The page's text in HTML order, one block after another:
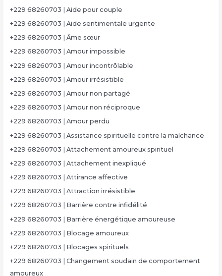
+229 68260703 | Aide pour couple
+229 68260703 | Aide sentimentale urgente
+229 68260703 | Âme sœur
+229 68260703 | Amour impossible
+229 68260703 | Amour incontrôlable
+229 68260703 | Amour irrésistible
+229 68260703 | Amour non partagé
+229 68260703 | Amour non réciproque
+229 68260703 | Amour perdu
+229 68260703 | Assistance spirituelle contre la malchance
+229 68260703 | Attachement amoureux spirituel
+229 68260703 | Attachement inexpliqué
+229 68260703 | Attirance affective
+229 68260703 | Attraction irrésistible
+229 68260703 | Barrière contre infidélité
+229 68260703 | Barrière énergétique amoureuse
+229 68260703 | Blocage amoureux
+229 68260703 | Blocages spirituels
+229 68260703 | Changement soudain de comportement
amoureux